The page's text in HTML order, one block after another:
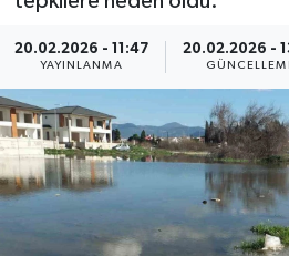
20.02.2026 - 11:47
YAYINLANMA
20.02.2026 -
Haber
Haber İlanlar
Kültür-Sanat
Magazin